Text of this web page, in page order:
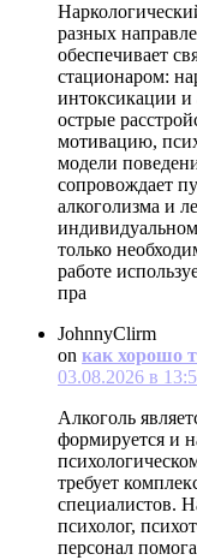
разных
обеспечивает
стационаром:
интоксикации и
острые
мотивацию,
модели
сопровождает
алкоголизма и
только
работе
пра
JohnnyClirm
on как хорошо
03.08.2026 в
Алкоголь
формируется и
требует
специалистов.
психолог,
персонал